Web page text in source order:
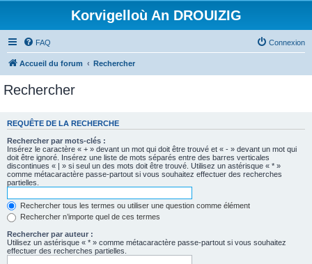
Korvigelloù An DROUIZIG
FAQ Connexion
Accueil du forum Rechercher
Rechercher
REQUÊTE DE LA RECHERCHE
Rechercher par mots-clés :
Insérez le caractère « + » devant un mot qui doit être trouvé et « - » devant un mot qui
doit être ignoré. Insérez une liste de mots séparés entre des barres verticales
discontinues « | » si seul un des mots doit être trouvé. Utilisez un astérisque « * »
comme métacaractère passe-partout si vous souhaitez effectuer des recherches
partielles.
Rechercher tous les termes ou utiliser une question comme élément
Rechercher n’importe quel de ces termes
Rechercher par auteur :
Utilisez un astérisque « * » comme métacaractère passe-partout si vous souhaitez
effectuer des recherches partielles.